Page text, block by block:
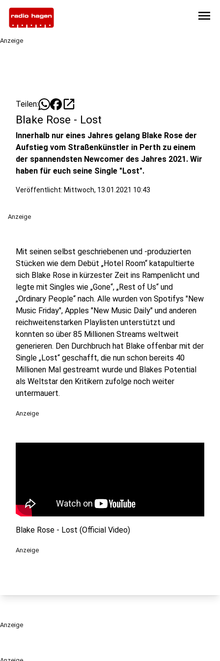
menu
Anzeige
Teilen: open_in_new
Blake Rose - Lost
Innerhalb nur eines Jahres gelang Blake Rose der
Aufstieg vom Straßenkünstler in Perth zu einem
der spannendsten Newcomer des Jahres 2021. Wir
haben für euch seine Single "Lost".
Veröffentlicht: Mittwoch, 13.01.2021 10:43
Anzeige
Mit seinen selbst geschriebenen und -produzierten
Stücken wie dem Debüt „Hotel Room“ katapultierte
sich Blake Rose in kürzester Zeit ins Rampenlicht und
legte mit Singles wie „Gone“, „Rest of Us“ und
„Ordinary People“ nach. Alle wurden von Spotifys "New
Music Friday", Apples "New Music Daily" und anderen
reichweitenstarken Playlisten unterstützt und
konnten so über 85 Millionen Streams weltweit
generieren. Den Durchbruch hat Blake offenbar mit der
Single „Lost“ geschafft, die nun schon bereits 40
Millionen Mal gestreamt wurde und Blakes Potential
als Weltstar den Kritikern zufolge noch weiter
untermauert.
Anzeige
Blake Rose - Lost (Official Video)
Anzeige
Anzeige